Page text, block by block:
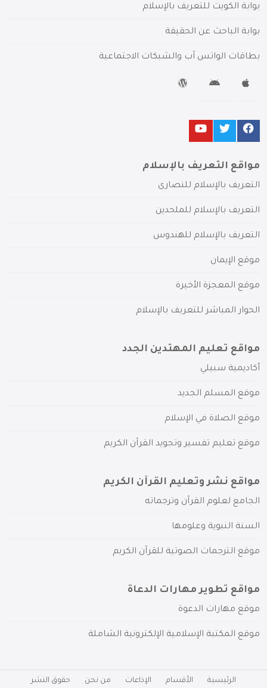
بوابة الكويت للتعريف بالإسلام
بوابة الباحث عن الحقيقة
بطاقات الواتس آب والشبكات الاجتماعية
مواقع التعريف بالإسلام
التعريف بالإسلام للنصارى
التعريف بالإسلام للملحدين
التعريف بالإسلام للهندوس
موقع الإيمان
موقع المعجزة الأخيرة
الحوار المباشر للتعريف بالإسلام
مواقع تعليم المهتدين الجدد
أكاديمية سبيلي
موقع المسلم الجديد
موقع الصلاة في الإسلام
موقع تعليم تفسير وتجويد القرآن الكريم
مواقع نشر وتعليم القرآن الكريم
الجامع لعلوم القرآن وترجماته
السنة النبوية وعلومها
موقع الترجمات الصوتية للقرآن الكريم
مواقع تطوير مهارات الدعاة
موقع مهارات الدعوة
موقع المكتبة الإسلامية الإلكترونية الشاملة
الرئيسية الأقسام الإذاعات من نحن حقوق النشر